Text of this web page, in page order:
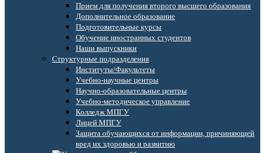
Прием для получения второго высшего образования
Дополнительное образование
Подготовительные курсы
Обучение иностранных студентов
Наши выпускники
Структурные подразделения
Институты/Факультеты
Учебно-научные центры
Научно-образовательные центры
Учебно-методическое управление
Колледж МПГУ
Лицей МПГУ
Защита обучающихся от информации, причиняющей
вред их здоровью и развитию